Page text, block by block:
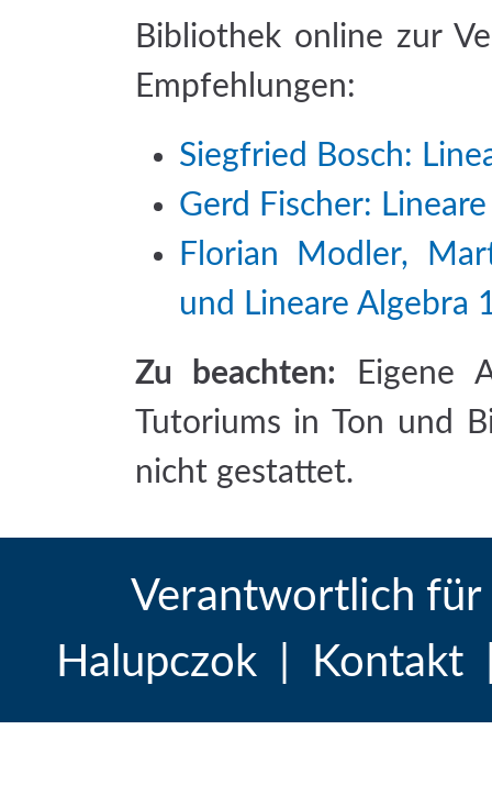
Bibliothek online zur
Empfehlungen:
Siegfried Bosch:
Gerd Fischer:
Florian Modler,
und Lineare Algebra
Zu beachten: Eigene
Tutoriums in Ton und
nicht gestattet.
Verantwortlich
Halupczok| Kontakt